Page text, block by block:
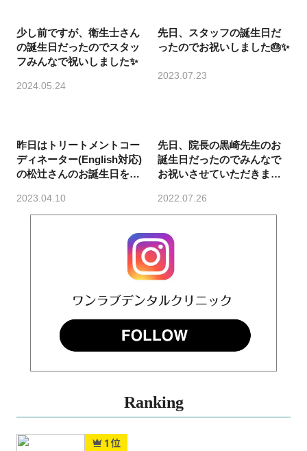
少し前ですが、衛生士さん
の誕生日だったのでスタッ
フみんなで祝いしました✨
2024.05.24
先日、スタッフの誕生日だ
ったのでお祝いしました🎂✨
2023.07.23
昨日はトリートメントコー
ディネーター(English対応)
の松辻さんのお誕生日をお
2023.04.10
先日、院長の黒崎先生のお
誕生日だったのでみんなで
お祝いさせていただきまし
2022.07.26
Ranking